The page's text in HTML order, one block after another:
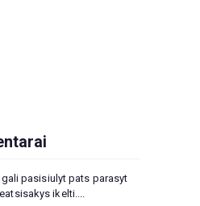
pasisiulyt pats parasyt
ikelti....